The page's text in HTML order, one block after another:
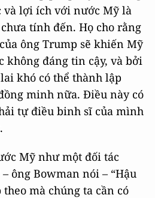
lợi ích với nước Mỹ là
tính đến. Họ cho rằng
ông Trump sẽ khiến Mỹ
không đáng tin cậy, và bởi
khó có thể thành lập
minh nữa. Điều này có
tự điều binh sĩ của mình
Mỹ như một đối tác
ông Bowman nói – “Hậu
mà chúng ta cần có